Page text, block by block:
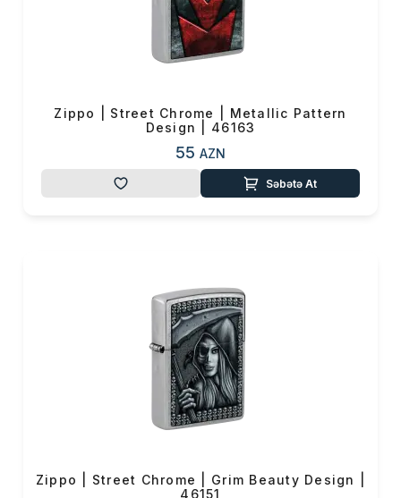
Zippo | Street Chrome | Metallic Pattern
Design | 46163
55 AZN
Səbətə At
Zippo | Street Chrome | Grim Beauty Design |
46151